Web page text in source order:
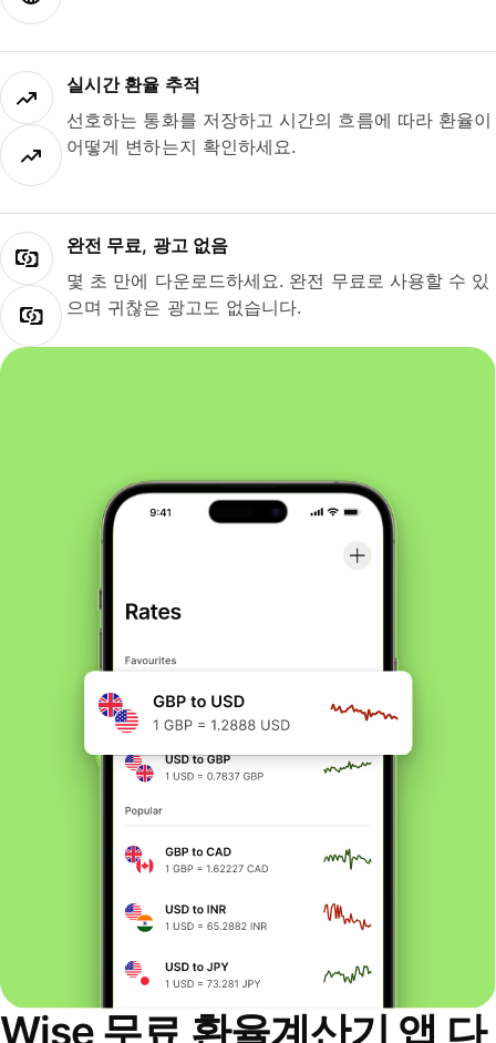
실시간 환율 추적
선호하는 통화를 저장하고 시간의 흐름에 따라 환율이
어떻게 변하는지 확인하세요.
완전 무료, 광고 없음
몇 초 만에 다운로드하세요. 완전 무료로 사용할 수 있
으며 귀찮은 광고도 없습니다.
Wise 무료 환율계산기 앱 다